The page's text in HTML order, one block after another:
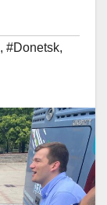
, #Donetsk,